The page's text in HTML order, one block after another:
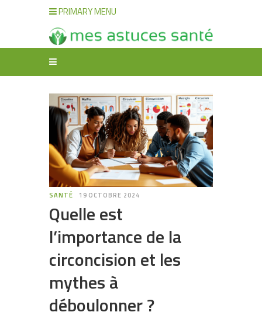
PRIMARY MENU
SANTÉ 19 OCTOBRE 2024
Quelle est
l’importance de la
circoncision et les
mythes à
déboulonner ?